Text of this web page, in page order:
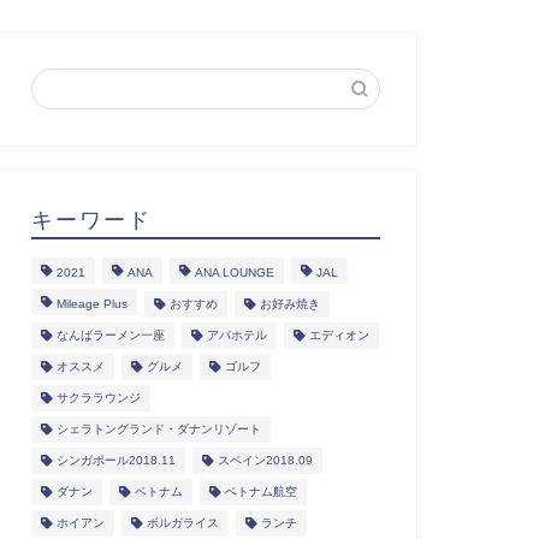
キーワード
2021 ANA ANA LOUNGE JAL
Mileage Plus おすすめ お好み焼き
なんばラーメン一座 アパホテル エディオン
オススメ グルメ ゴルフ
サクララウンジ
シェラトングランド・ダナンリゾート
シンガポール2018.11 スペイン2018.09
ダナン ベトナム ベトナム航空
ホイアン ボルガライス ランチ